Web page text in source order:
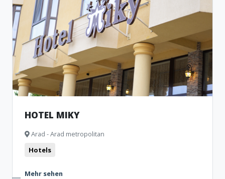
HOTEL MIKY
Arad - Arad metropolitan
Hotels
Mehr sehen